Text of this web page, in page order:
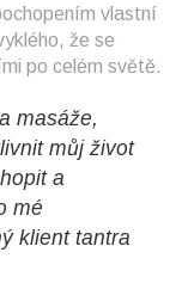
vlastní
že se
po celém světě.
masáže,
můj život
a
mé
klient tantra